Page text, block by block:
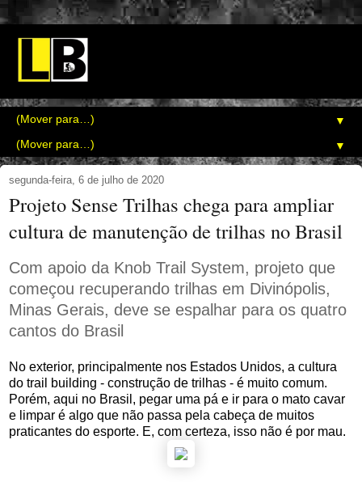
▼
▼
segunda-feira, 6 de julho de 2020
Projeto Sense Trilhas chega para ampliar
cultura de manutenção de trilhas no Brasil
Com apoio da Knob Trail System, projeto que
começou recuperando trilhas em Divinópolis,
Minas Gerais, deve se espalhar para os quatro
cantos do Brasil
No exterior, principalmente nos Estados Unidos, a cultura
do trail building - construção de trilhas - é muito comum.
Porém, aqui no Brasil, pegar uma pá e ir para o mato cavar
e limpar é algo que não passa pela cabeça de muitos
praticantes do esporte. E, com certeza, isso não é por mau.